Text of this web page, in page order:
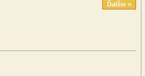
Ďalšie »